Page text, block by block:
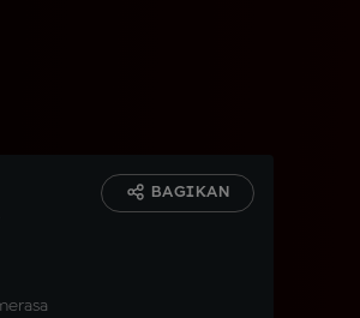
BAGIKAN